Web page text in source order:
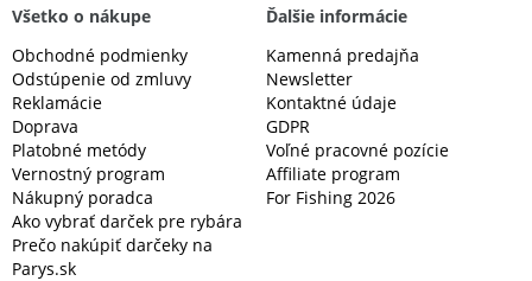
Všetko o nákupe
Obchodné podmienky
Odstúpenie od zmluvy
Reklamácie
Doprava
Platobné metódy
Vernostný program
Nákupný poradca
Ako vybrať darček pre rybára
Prečo nakúpiť darčeky na
Parys.sk
Ďalšie informácie
Kamenná predajňa
Newsletter
Kontaktné údaje
GDPR
Voľné pracovné pozície
Affiliate program
For Fishing 2026